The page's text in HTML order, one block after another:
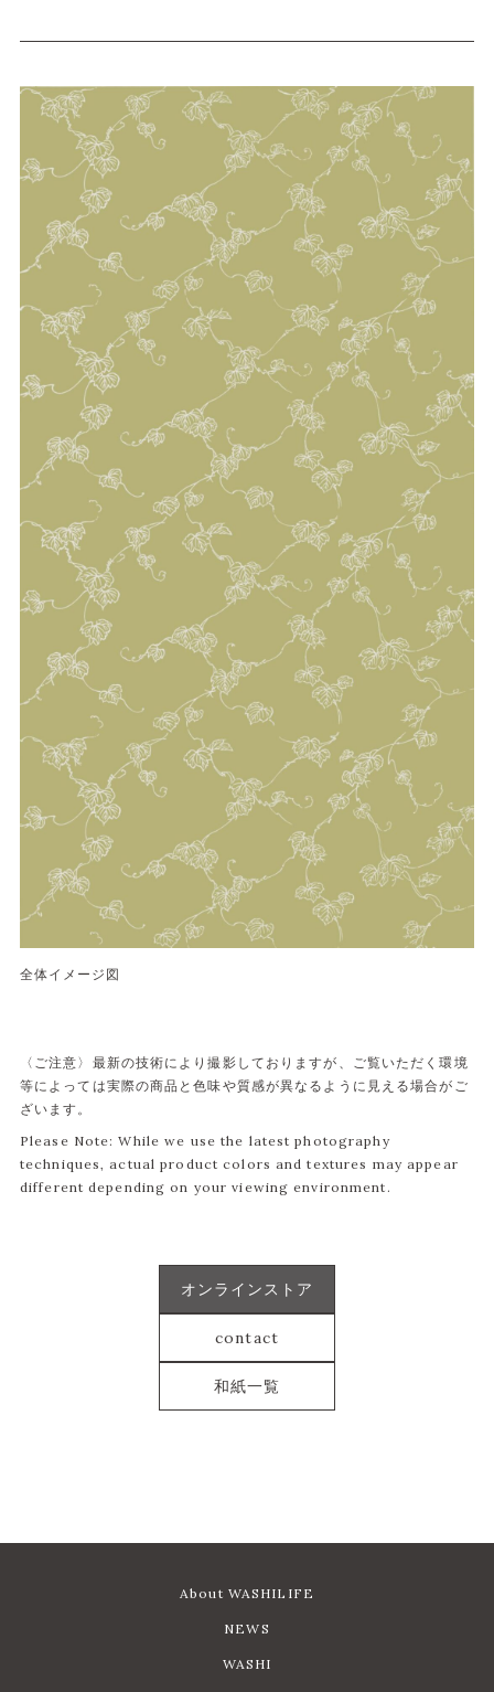
全体イメージ図
〈ご注意〉最新の技術により撮影しておりますが、ご覧いただく環境
等によっては実際の商品と色味や質感が異なるように見える場合がご
ざいます。
Please Note: While we use the latest photography
techniques, actual product colors and textures may appear
different depending on your viewing environment.
和紙一覧
オンラインストア
contact
About WASHILIFE
NEWS
WASHI